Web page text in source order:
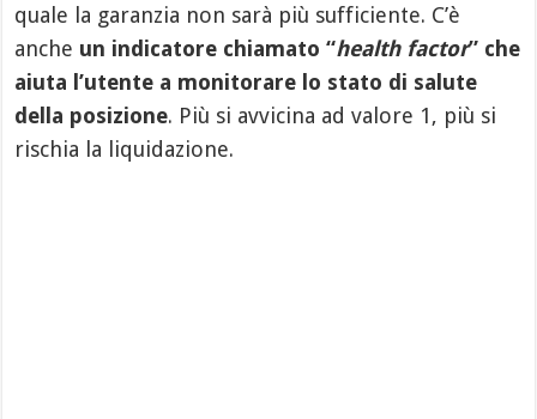
quale la garanzia non sarà più sufficiente. C’è
anche un indicatore chiamato “health factor” che
aiuta l’utente a monitorare lo stato di salute
della posizione. Più si avvicina ad valore 1, più si
rischia la liquidazione.